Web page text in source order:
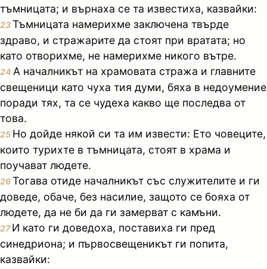
тъмницата; и върнаха се та известиха, казвайки:
23Тъмницата намерихме заключена твърде
здраво, и стражарите да стоят при вратата; но
като отворихме, не намерихме никого вътре.
24 А началникът на храмовата стража и главните
свещеници като чуха тия думи, бяха в недоумение
поради тях, та се чудеха какво ще последва от
това.
25 Но дойде някой си та им извести: Ето човеците,
които турихте в тъмницата, стоят в храма и
поучават людете.
26Тогава отиде началникът със служителите и ги
доведе, обаче, без насилие, защото се бояха от
людете, да не би да ги замерват с камъни.
27И като ги доведоха, поставиха ги пред
синедриона; и първосвещеникът ги попита,
казвайки: